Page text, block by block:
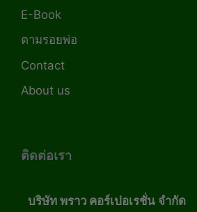
E-Book
ตามรอยพ่อ
Contact
About us
ติดต่อเรา
บริษัท พราว คอร์เปอเรชั่น จำกัด